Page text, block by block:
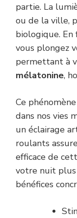
partie. La
ou de la ville,
biologique.
vous plongez
permettant à
mélatonine,
Ce
dans nos vies
un éclairage
roulants
efficace de
votre nuit plus
bénéfices